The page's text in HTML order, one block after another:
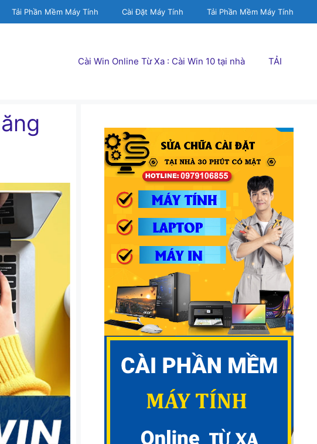
Tải Phần Mềm Máy Tính Cài Đặt Máy Tính Tải Phần Mềm Máy Tính
Cài Win Online Từ Xa : Cài Win 10 tại nhà TẢI